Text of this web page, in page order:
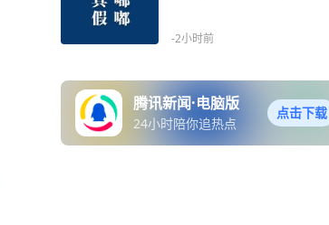
-2小时前
腾讯新闻·电脑版
24小时陪你追热点
点击下载